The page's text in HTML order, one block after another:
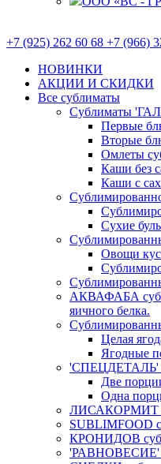
+7 (925) 262 60 68 +7 (966)
НОВИНКИ
АКЦИИ И СКИДКИ
Все сублиматы
Сублиматы
Первые
Вторые
Омлеты
Каши без
Каши с
Сухие
Овощи
АКВАФАБА
яичного белка.
Целая
Ягодные
'СПЕЦДЕТАЛЬ'
Две
Одна
ЛИСАКОРМИТ
SUBLIMFOOD
КРОНИДОВ
'РАВНОВЕСИЕ'